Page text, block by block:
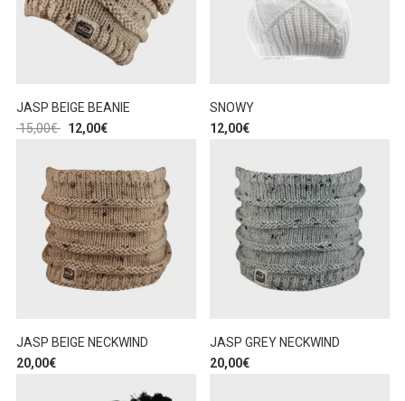
JASP BEIGE BEANIE
15,00€ 12,00€
SNOWY
12,00€
JASP BEIGE NECKWIND
20,00€
JASP GREY NECKWIND
20,00€